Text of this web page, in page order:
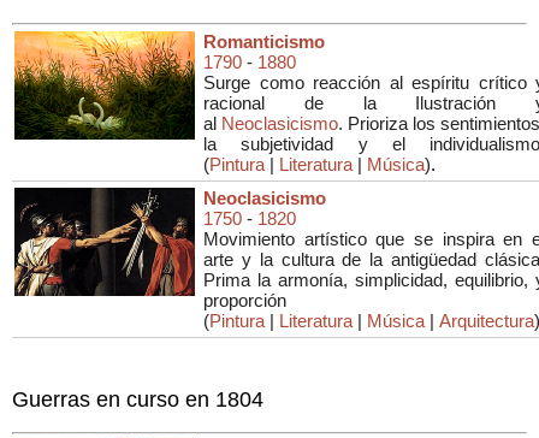
Romanticismo
1790 - 1880
Surge como reacción al espíritu crítico
racional de la Ilustración
al Neoclasicismo. Prioriza los
la subjetividad y el
(Pintura | Literatura | Música).
Neoclasicismo
1750 - 1820
Movimiento artístico que se inspira en
arte y la cultura de la antigüedad
Prima la armonía, simplicidad, equilibrio,
proporción
(Pintura | Literatura | Música | Arquitectura
Guerras en curso en 1804